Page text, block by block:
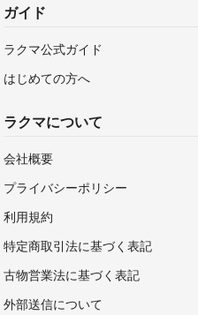
ガイド
ラクマ公式ガイド
はじめての方へ
ラクマについて
会社概要
プライバシーポリシー
利用規約
特定商取引法に基づく表記
古物営業法に基づく表記
外部送信について